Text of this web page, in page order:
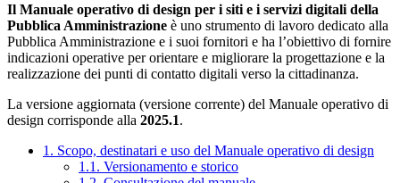
Il Manuale operativo di design per i siti e i servizi digitali della
Pubblica Amministrazione è uno strumento di lavoro dedicato alla
Pubblica Amministrazione e i suoi fornitori e ha l’obiettivo di fornire
indicazioni operative per orientare e migliorare la progettazione e la
realizzazione dei punti di contatto digitali verso la cittadinanza.
La versione aggiornata (versione corrente) del Manuale operativo di
design corrisponde alla 2025.1.
1. Scopo, destinatari e uso del Manuale operativo di design
1.1. Versionamento e storico